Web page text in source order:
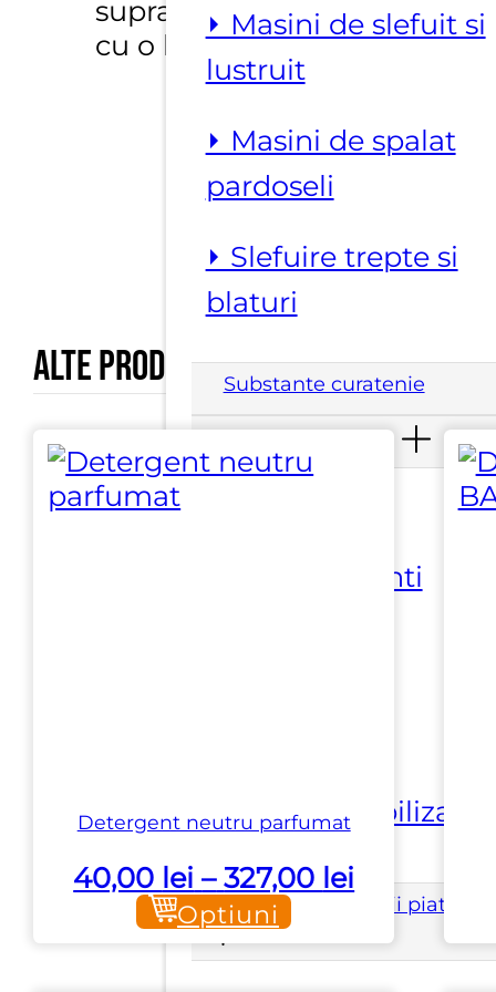
⏵ Masini de slefuit si
lustruit
⏵ Masini de spalat
pardoseli
⏵ Slefuire trepte si
blaturi
Substante curatenie
biocomponenti
⏵ Impermeabilizanti
Utilaje si accesorii piatra
suprafata si apoi treceti
cu o laveta curata.
Alte produse marcaDianos
Detergent neutru parfumat
40,00 lei – 327,00 lei Interval
prețuri:
Optiuni